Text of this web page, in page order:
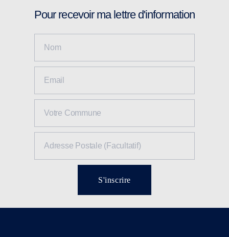
Pour recevoir ma lettre d'information
S'inscrire